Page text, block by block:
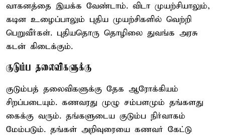
வாகனத்தை இயக்க வேண்டாம். விடா முயற்சியாலும்,
கடின உழைப்பாலும் புதிய முயற்சிகளில் வெற்றி
பெறுவீர்கள். புதியதொரு தொழிலை துவங்க அரசு
கடன் கிடைக்கும்.
குடும்ப தலைவிகளுக்கு
குடும்பத் தலைவிகளுக்கு தேக ஆரோக்கியம்
சிறப்படையும். கணவரது முழு சம்பளமும் தங்களது
கைக்கு வரும். தங்களுடைய குடும்ப நிர்வாகம்
மேம்படும். தங்கள் அறிவுரையை கணவர் கேட்டு